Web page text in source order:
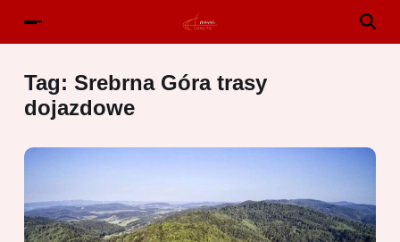
Tag: Srebrna Góra trasy
dojazdowe